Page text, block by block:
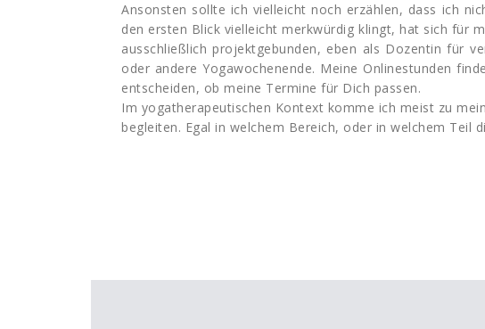
Ansonsten sollte ich vielleicht noch erzählen, dass ich
den ersten Blick vielleicht merkwürdig klingt, hat sich für
ausschließlich projektgebunden, eben als Dozentin für
oder andere Yogawochenende. Meine Onlinestunden
entscheiden, ob meine Termine für Dich passen.
Im yogatherapeutischen Kontext komme ich meist zu
begleiten. Egal in welchem Bereich, oder in welchem Teil